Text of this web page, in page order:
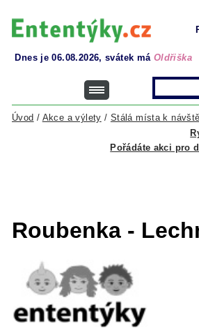
Dnes je 06.08.2026, svátek má Oldřiška
Úvod / Akce a výlety / Stálá místa k
Pořádáte akci pro
Roubenka -